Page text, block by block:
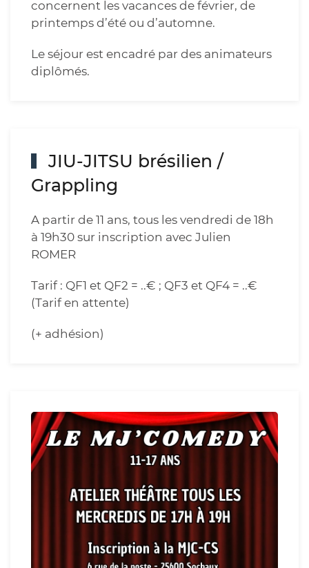
concernent les vacances de février, de
printemps d’été ou d’automne.
Le séjour est encadré par des animateurs
diplômés.
JIU-JITSU brésilien /
Grappling
A partir de 11 ans, tous les vendredi de 18h
à 19h30 sur inscription avec Julien
ROMER
Tarif : QF1 et QF2 = ..€ ; QF3 et QF4 = ..€
(Tarif en attente)
(+ adhésion)